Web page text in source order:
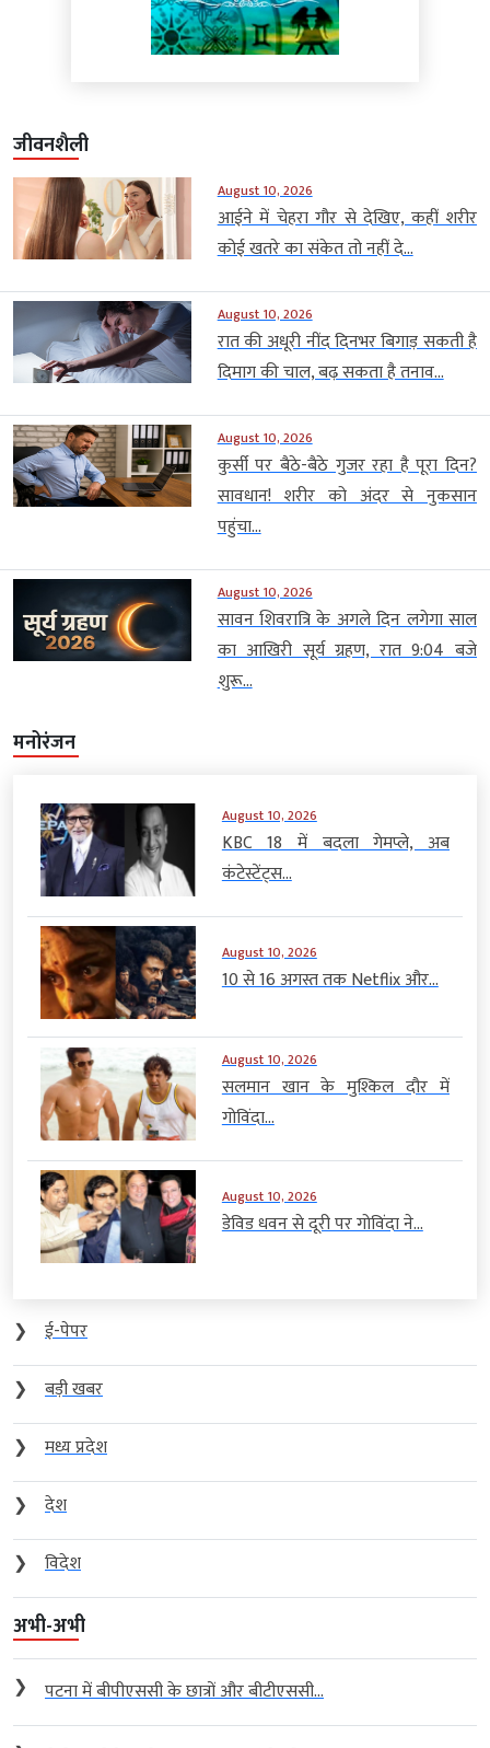
जीवनशैली
August 10, 2026
आईने में चेहरा गौर से देखिए, कहीं शरीर
कोई खतरे का संकेत तो नहीं दे...
August 10, 2026
रात की अधूरी नींद दिनभर बिगाड़ सकती है
दिमाग की चाल, बढ़ सकता है तनाव...
August 10, 2026
कुर्सी पर बैठे-बैठे गुजर रहा है पूरा दिन?
सावधान! शरीर को अंदर से नुकसान
पहुंचा...
August 10, 2026
सावन शिवरात्रि के अगले दिन लगेगा साल
का आखिरी सूर्य ग्रहण, रात 9:04 बजे
शुरू...
मनोरंजन
August 10, 2026
KBC 18 में बदला गेमप्ले, अब
कंटेस्टेंट्स...
August 10, 2026
10 से 16 अगस्त तक Netflix और...
August 10, 2026
सलमान खान के मुश्किल दौर में
गोविंदा...
August 10, 2026
डेविड धवन से दूरी पर गोविंदा ने...
❯
ई-पेपर
❯
बड़ी खबर
❯
मध्य प्रदेश
❯
देश
❯
विदेश
अभी-अभी
❯ पटना में बीपीएससी के छात्रों और बीटीएससी...